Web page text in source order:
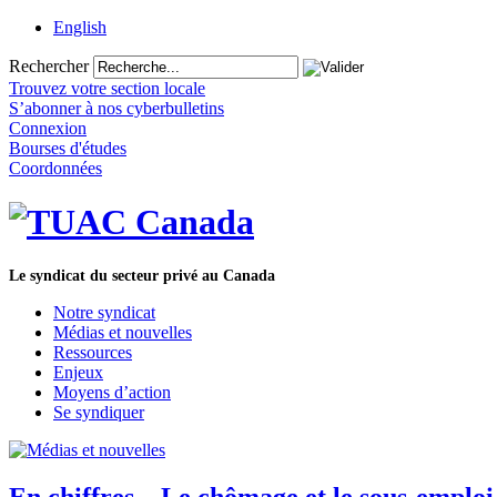
English
Rechercher
Trouvez votre section locale
S’abonner à nos cyberbulletins
Connexion
Bourses d'études
Coordonnées
Le syndicat du secteur privé au Canada
Notre syndicat
Médias et nouvelles
Ressources
Enjeux
Moyens d’action
Se syndiquer